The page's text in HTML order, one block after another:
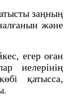
заңның
және
егер оған
иелерінің
қатысса,